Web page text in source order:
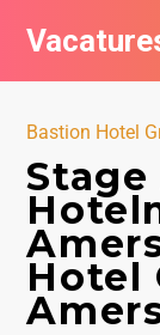
Bastion Hotel
Hotel
Vacatures per
De
Nieuwsbrief